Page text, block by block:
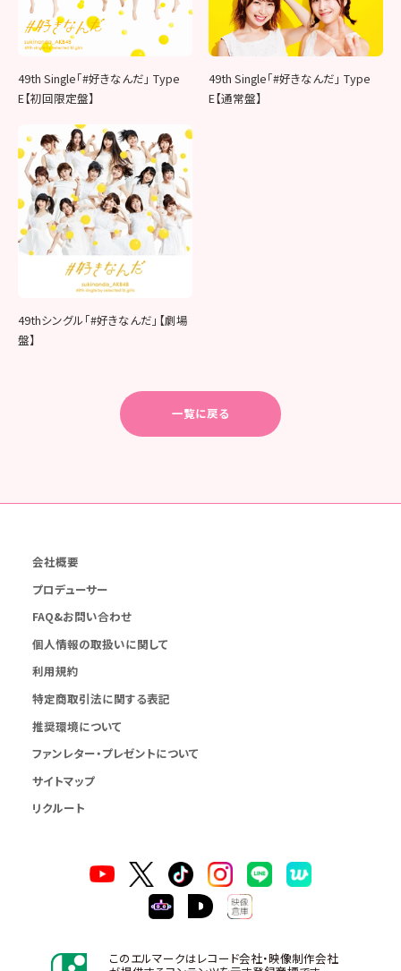
49th Single「#好きなんだ」 Type
E【初回限定盤】
49th Single「#好きなんだ」 Type
E【通常盤】
49thシングル「#好きなんだ」【劇場
盤】
一覧に戻る
会社概要
プロデューサー
FAQ&お問い合わせ
個人情報の取扱いに関して
利用規約
特定商取引法に関する表記
推奨環境について
ファンレター・プレゼントについて
サイトマップ
リクルート
このエルマークはレコード会社・映像制作会社